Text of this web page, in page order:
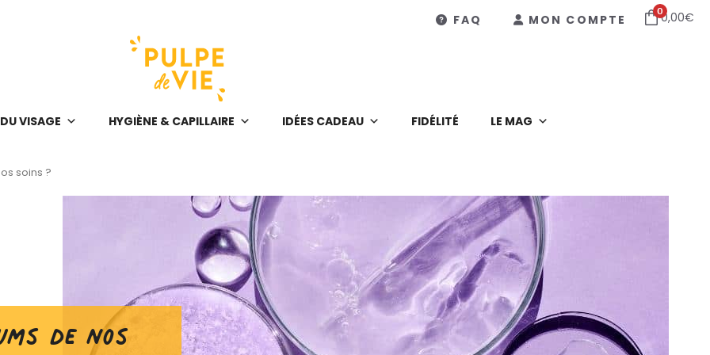
FAQ MON COMPTE
00,00€
VISAGE HYGIÈNE & CAPILLAIRE IDÉES CADEAU FIDÉLITÉ LE MAG
soins ?
de nos